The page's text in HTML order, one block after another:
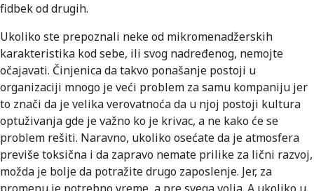
fidbek od drugih.
Ukoliko ste prepoznali neke od mikromenadžerskih
karakteristika kod sebe, ili svog nadređenog, nemojte
očajavati. Činjenica da takvo ponašanje postoji u
organizaciji mnogo je veći problem za samu kompaniju jer
to znači da je velika verovatnoća da u njoj postoji kultura
optuživanja gde je važno ko je krivac, a ne kako će se
problem rešiti. Naravno, ukoliko osećate da je atmosfera
previše toksična i da zapravo nemate prilike za lični razvoj,
možda je bolje da potražite drugo zaposlenje. Jer, za